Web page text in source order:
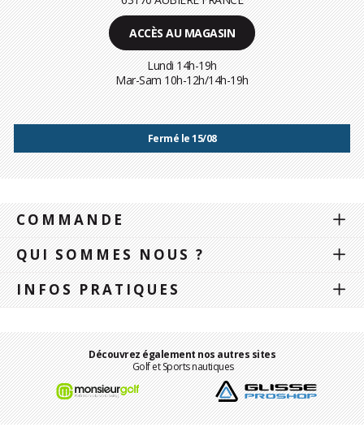
ACCÈS AU MAGASIN
Lundi 14h-19h
Mar-Sam 10h-12h/14h-19h
Fermé le 15/08
COMMANDE
QUI SOMMES NOUS ?
INFOS PRATIQUES
Découvrez également nos autres sites
Golf et Sports nautiques